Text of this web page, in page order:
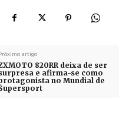
artigo
820RR deixa de ser
e afirma-se como
no Mundial de